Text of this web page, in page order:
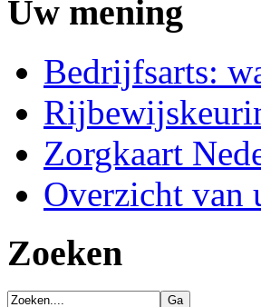
Uw mening
Bedrijfsarts:
Zorgkaart
Overzicht van
Zoeken